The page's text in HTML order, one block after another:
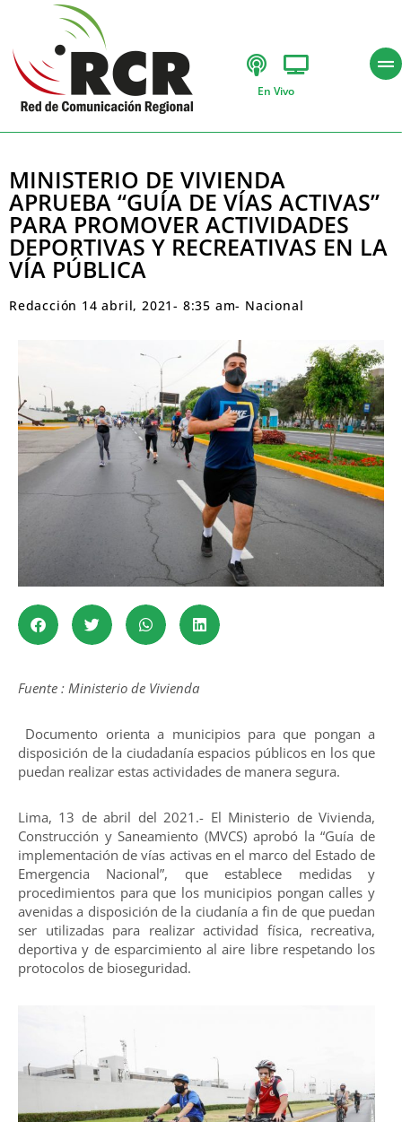
En Vivo
MINISTERIO DE VIVIENDA
APRUEBA “GUÍA DE VÍAS ACTIVAS”
PARA PROMOVER ACTIVIDADES
DEPORTIVAS Y RECREATIVAS EN LA
VÍA PÚBLICA
Redacción 14 abril, 2021- 8:35 am- Nacional
Fuente : Ministerio de Vivienda
Documento orienta a municipios para que pongan a
disposición de la ciudadanía espacios públicos en los que
puedan realizar estas actividades de manera segura.
Lima, 13 de abril del 2021.- El Ministerio de Vivienda,
Construcción y Saneamiento (MVCS) aprobó la “Guía de
implementación de vías activas en el marco del Estado de
Emergencia Nacional”, que establece medidas y
procedimientos para que los municipios pongan calles y
avenidas a disposición de la ciudanía a fin de que puedan
ser utilizadas para realizar actividad física, recreativa,
deportiva y de esparcimiento al aire libre respetando los
protocolos de bioseguridad.